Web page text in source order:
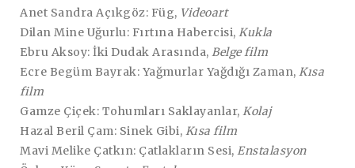
Anet Sandra Açıkgöz: Füg, Videoart
Dilan Mine Uğurlu: Fırtına Habercisi, Kukla
Ebru Aksoy: İki Dudak Arasında, Belge film
Ecre Begüm Bayrak: Yağmurlar Yağdığı Zaman, Kısa
film
Gamze Çiçek: Tohumları Saklayanlar, Kolaj
Hazal Beril Çam: Sinek Gibi, Kısa film
Mavi Melike Çatkın: Çatlakların Sesi, Enstalasyon